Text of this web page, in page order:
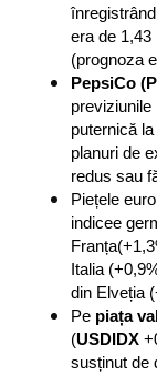
era de 1,43
(prognoza
PepsiCo
previziunile
puternică
planuri de
redus sau
Piețele
indicee
Italia
din Elveția
Pe piața
(USDIDX
susținut de